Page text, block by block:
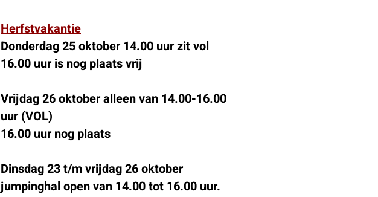
Herfstvakantie
Donderdag 25 oktober 14.00 uur zit vol
16.00 uur is nog plaats vrij
Vrijdag 26 oktober alleen van 14.00-16.00
uur (VOL)
16.00 uur nog plaats
Dinsdag 23 t/m vrijdag 26 oktober
jumpinghal open van 14.00 tot 16.00 uur.